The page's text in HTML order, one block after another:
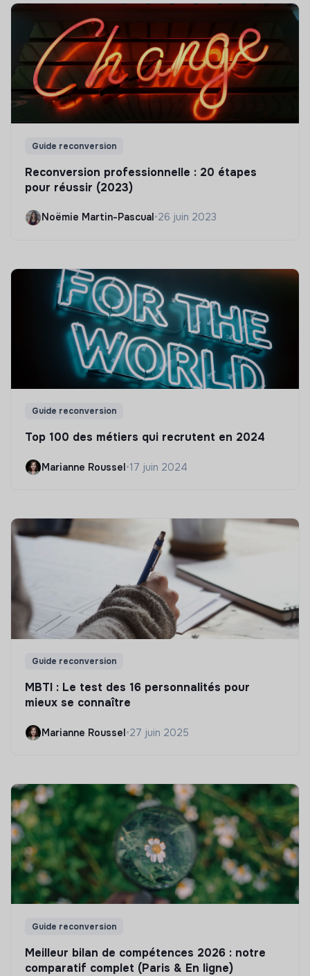
Guide reconversion
Reconversion professionnelle : 20 étapes
pour réussir (2023)
Noëmie Martin-Pascual•26 juin 2023
Guide reconversion
Top 100 des métiers qui recrutent en 2024
Marianne Roussel•17 juin 2024
Guide reconversion
MBTI : Le test des 16 personnalités pour
mieux se connaître
Marianne Roussel•27 juin 2025
Guide reconversion
Meilleur bilan de compétences 2026 : notre
comparatif complet (Paris & En ligne)